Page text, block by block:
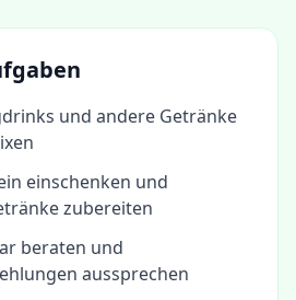
und andere Getränke
einschenken und
zubereiten
beraten und
aussprechen